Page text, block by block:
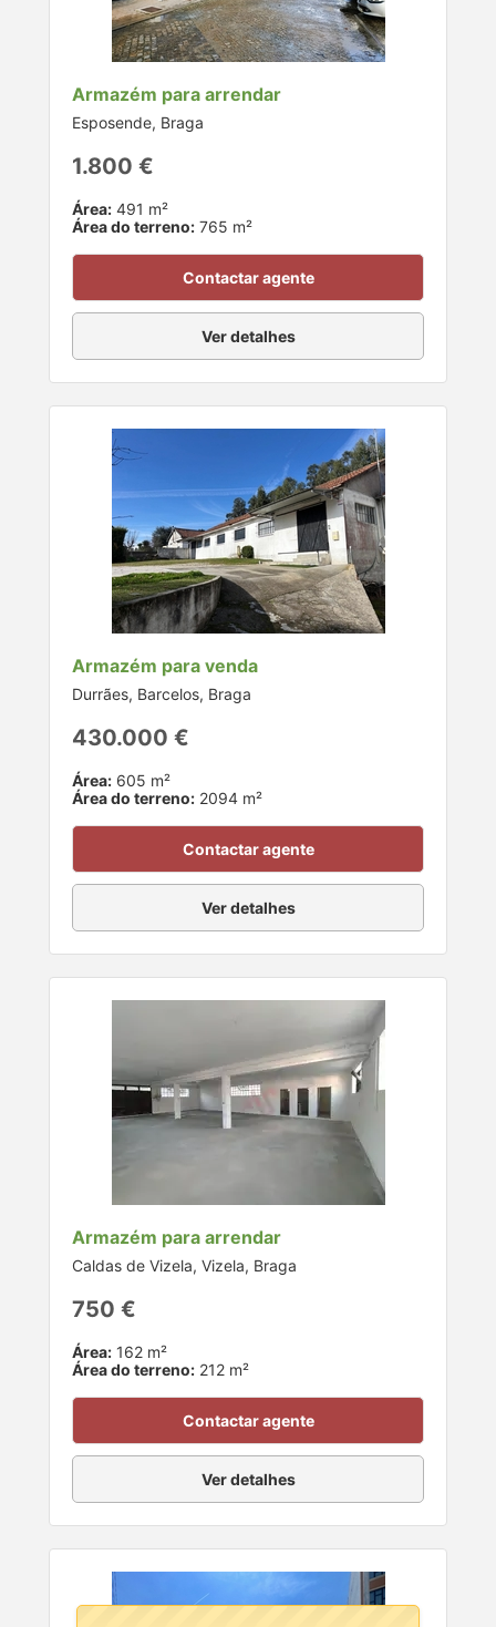
Armazém para arrendar
Esposende, Braga
1.800 €
Área: 491 m²
Área do terreno: 765 m²
Contactar agente
Ver detalhes
Armazém para venda
Durrães, Barcelos, Braga
430.000 €
Área: 605 m²
Área do terreno: 2094 m²
Contactar agente
Ver detalhes
Armazém para arrendar
Caldas de Vizela, Vizela, Braga
750 €
Área: 162 m²
Área do terreno: 212 m²
Contactar agente
Ver detalhes